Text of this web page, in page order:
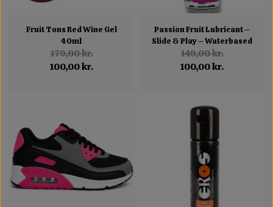
Fruit Tons Red Wine Gel
40ml
179,00 kr.
100,00 kr.
Passion Fruit Lubricant –
Slide & Play – Waterbased
149,00 kr.
100,00 kr.